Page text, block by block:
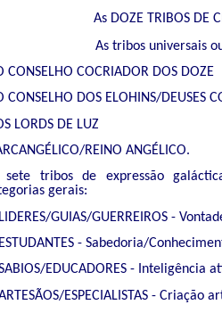
As DOZE TRIBOS DE
As tribos universais
CONSELHO COCRIADOR DOS DOZE
CONSELHO DOS ELOHINS/DEUSES
LORDS DE LUZ
REINO ANGÉLICO.
sete tribos de expressão
gerais:
GUIAS/GUERREIROS -
- Sabedoria/
EDUCADORES - Inteligência
ESPECIALISTAS -